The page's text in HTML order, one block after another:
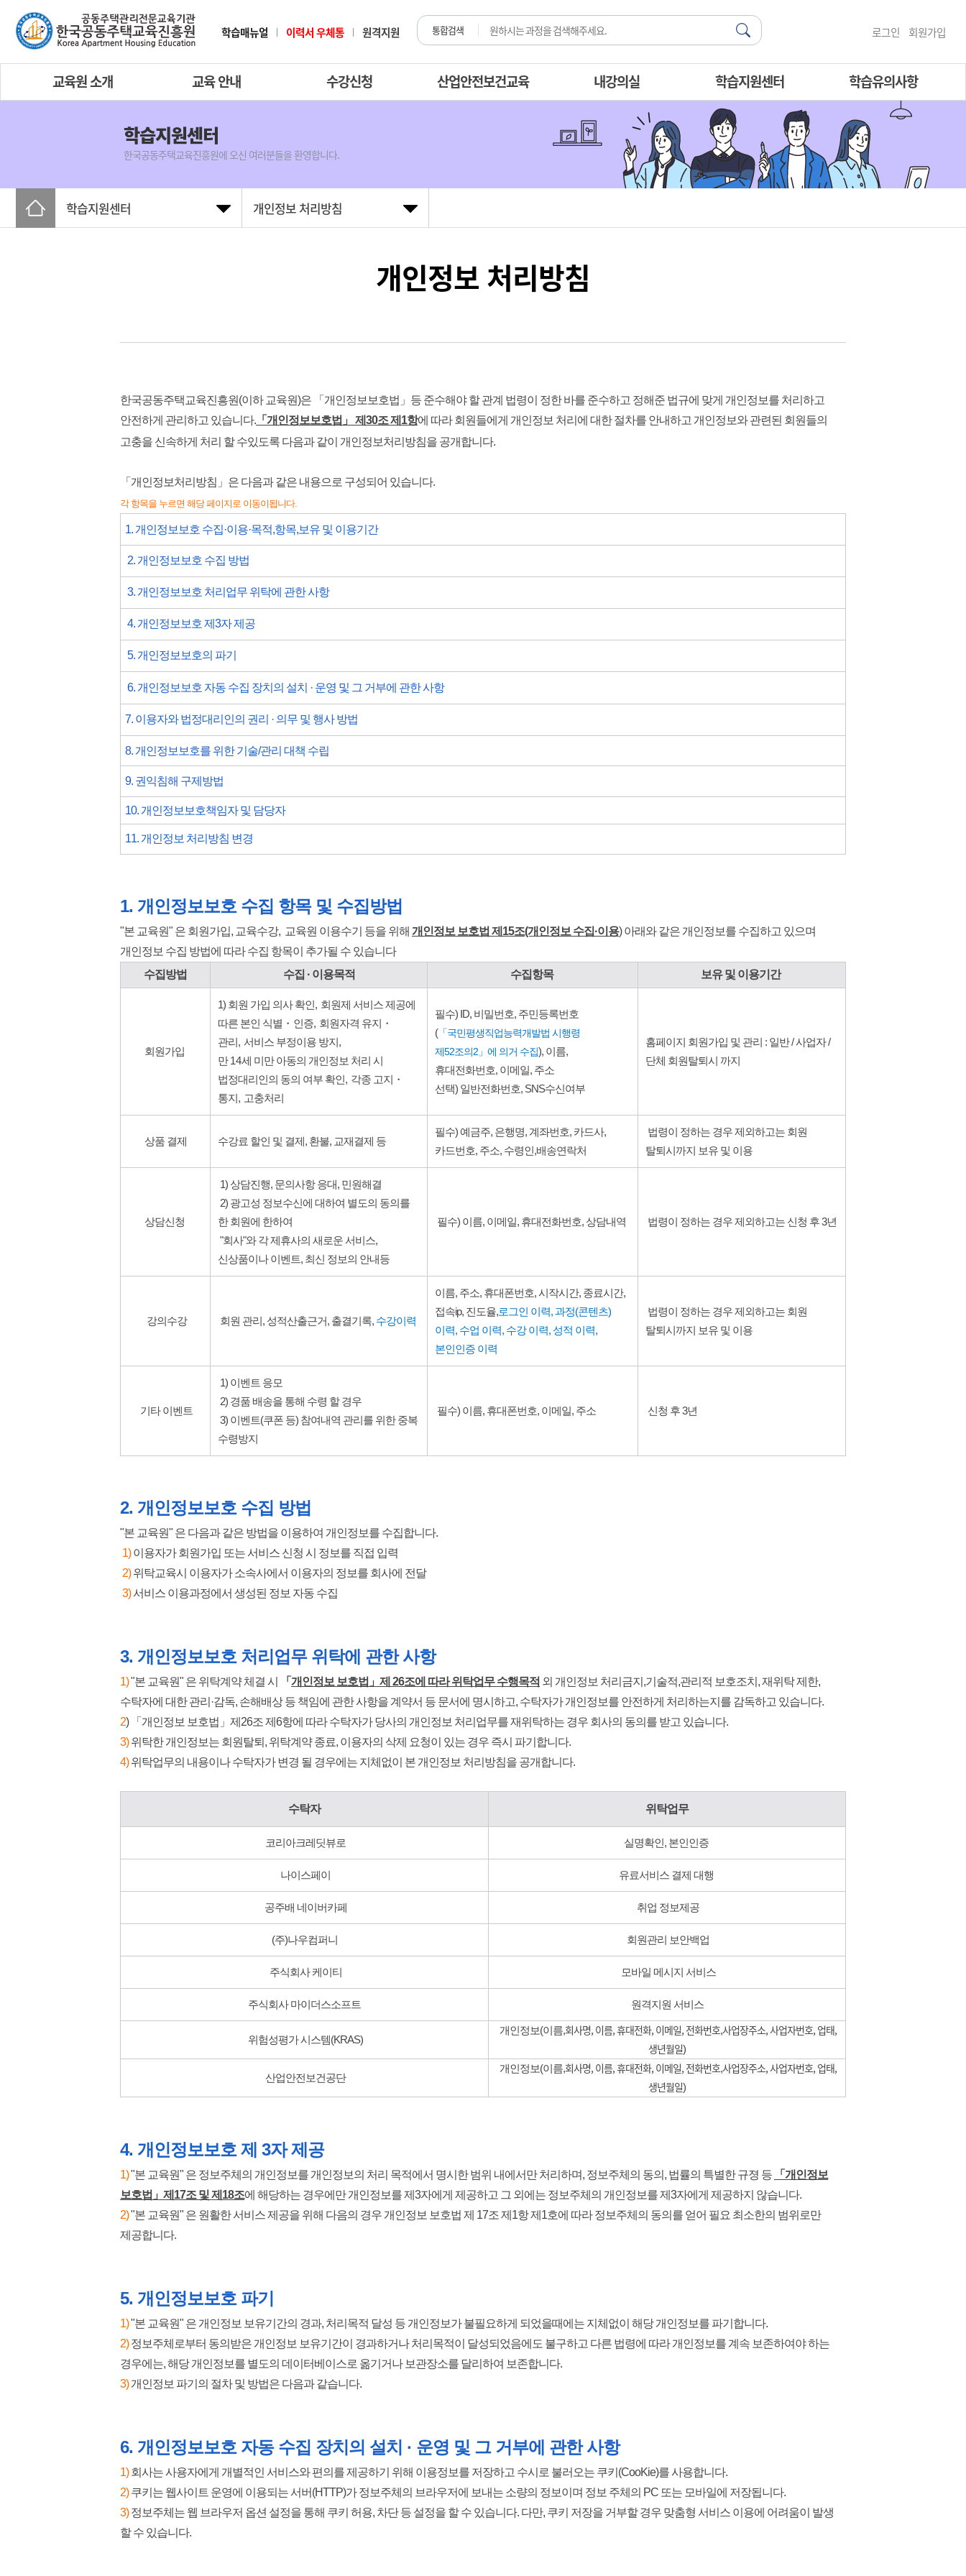
학습매뉴얼 이력서 우체통 원격지원 통합검색 로그인 회원가입
교육원 소개 교육 안내 수강신청 산업안전보건교육 내강의실 학습지원센터 학습유의사항
학습지원센터
한국공동주택교육진흥원에 오신 여러분들을 환영합니다.
학습지원센터 개인정보 처리방침
개인정보 처리방침
한국공동주택교육진흥원(이하 교육원)은 「개인정보보호법」등 준수해야 할 관계 법령이 정한 바를 준수하고 정해준 법규에 맞게 개인정보를 처리하고
안전하게 관리하고 있습니다. 「개인정보보호법」 제30조 제1항에 따라회원들에게 개인정보 처리에 대한 절차를 안내하고 개인정보와 관련된 회원들의
고충을 신속하게 처리 할 수있도록 다음과 같이 개인정보처리방침을 공개합니다.
「 개인정보처리방침 」 은 다음과 같은 내용으로 구성되어 있습니다.
각 항목을 누르면 해당 페이지로 이동이됩니다.
1. 개인정보보호 수집·​이용·목적,항목,보유 및 이용기간​
2. 개인정보보호 수집 방법
3. 개인정보보호 처리업무 위탁에 관한 사항
4. 개인정보보호 제3자 제공
5. 개인정보보호의 파기
6. 개인정보보호 자동 수집 장치의 설치 · 운영 및 그 거부에 관한 사항
7. 이용자와 법정대리인의 권리 · 의무 및 행사 방법
8. 개인정보보호를 위한 기술/관리 대책 수립
9. 권익침해 구제방법
10. 개인정보보호책임자 및 담당자
11. 개인정보 처리방침 변경
​1. 개인정보보호 수집 항목 및 수집방법
"본 교육원" 은 회원가입, 교육수강, 교육원 이용수기 등을 위해 개인정보 보호법 제15조(개인정보 수집·이용)아래와 같은 개인정보를 수집하고 있으며
개인정보 수집 방법에 따라 수집 항목이 추가될 수 있습니다
수집방법
수집 · 이용목적 수집항목 보유 및 이용기간
회원가입
1) 회원 가입 의사 확인 , 회원제 서비스 제공에
따른 본인 식별 ・ 인증, 회원자격 유지
・
관리 , 서비스 부정이용 방지 ,
만14세 미만 아동의 개인정보 처리 시
법정대리인의 동의 여부 확인 , 각종 고지
・
통지 , 고충처리
필수) ID, 비밀번호, 주민등록번호
(「국민평생직업능력개발법 시행령
제52조의2」에 의거 수집), 이름,
휴대전화번호, 이메일, 주소
선택) 일반전화번호, SNS수신여부
홈페이지 회원가입 및 관리 : 일반 / 사업자 /
단체 회원탈퇴시 까지
상품 결제 수강료 할인 및 결제, 환불, 교재결제 등
필수) 예금주, 은행명, 계좌번호, 카드사,
카드번호, 주소, 수령인,배송연락처
법령이 정하는 경우 제외하고는 회원
탈퇴시까지 보유 및 이용
상담신청
1) 상담진행, 문의사항 응대, 민원해결
2) 광고성 정보수신에 대하여 별도의 동의를
한 회원에 한하여
"회사"와 각 제휴사의 새로운 서비스,
신상품이나 이벤트, 최신 정보의 안내등
필수) 이름, 이메일, 휴대전화번호, 상담내역 법령이 정하는 경우 제외하고는 신청 후 3년
강의수강 회원 관리, 성적산출근거, 출결기록, 수강이력
이름, 주소, 휴대폰번호, 시작시간, 종료시간,
접속ip, 진도율​,로그인 이력, 과정(콘텐츠)
이력, 수업 이력, 수강 이력, 성적 이력,
본인인증 이력
법령이 정하는 경우 제외하고는 회원
탈퇴시까지 보유 및 이용
기타 이벤트
1) 이벤트 응모
2) 경품 배송을 통해 수령 할 경우
3) 이벤트(쿠폰 등) 참여내역 관리를 위한 중복
수령방지
필수) 이름, 휴대폰번호, 이메일, 주소 신청 후 3년
2. 개인정보보호 수집 방법
"본 교육원" 은 다음과 같은 방법을 이용하여 개인정보를 수집합니다.
1) 이용자가 회원가입 또는 서비스 신청 시 정보를 직접 입력
2) 위탁교육시 이용자가 소속사에서 이용자의 정보를 회사에 전달
3) 서비스 이용과정에서 생성된 정보 자동 수집
3. 개인정보보호 처리업무 위탁에 관한 사항
1)"본 교육원" 은 위탁계약 체결 시 「 개인정보 보호법」제 26조에 따라 위탁업무 수행목적 외 개인정보 처리금지,기술적,관리적 보호조치, 재위탁 제한,
수탁자에 대한 관리·감독, 손해배상 등 책임에 관한 사항을 계약서 등 문서에 명시하고, 수탁자가 개인정보를 안전하게 처리하는지를 감독하고 있습니다.
2)
「개인정보 보호법」제26조 제6항에 따라 수탁자가 당사의 개인정보 처리업무를 재위탁하는 경우 회사의 동의를 받고 있습니다.
3)위탁한 개인정보는 회원탈퇴, 위탁계약 종료, 이용자의 삭제 요청이 있는 경우 즉시 파기합니다.
4) ​위탁업무의 내용이나 수탁자가 변경 될 경우에는 지체없이 본 개인정보 처리방침을 공개합니다.
수탁자 위탁업무
코리아크레딧뷰로 실명확인, 본인인증
나이스페이 유료서비스 결제 대행
공주배 네이버카페 취업 정보제공
(주)나우컴퍼니 회원관리 보안백업
주식회사 케이티 모바일 메시지 서비스
주식회사 마이더스소프트 원격지원 서비스
위험성평가 시스템(KRAS)
개인정보(이름,회사명, 이름, 휴대전화, 이메일, 전화번호​,사업장주소, 사업자번호, 업태,
생년월일)
산업안전보건공단
개인정보(이름,회사명, 이름, 휴대전화, 이메일, 전화번호​,사업장주소, 사업자번호, 업태,
생년월일)
4. 개인정보보호 제 3자 제공
​1)"본 교육원" 은 정보주체의 개인정보를 개인정보의 처리 목적에서 명시한 범위 내에서만 처리하며, 정보주체의 동의, 법률의 특별한 규졍 등
「개인정보
보호법」제17조 및 제18조에 해당하는 경우에만 개인정보를 제3자에게 제공하고 그 외에는 정보주체의 개인정보를 제3자에게 제공하지 않습니다.
2)"본 교육원" 은 원활한 서비스 제공을 위해 다음의 경우 개인정보 보호법 제 17조 제1항 제1호에 따라 정보주체의 동의를 얻어 필요 최소한의 범위로만
제공합니다.
5. 개인정보보호 파기
​1)"본 교육원" 은 개인정보 보유기간의 경과, 처리목적 달성 등 개인정보가 불필요하게 되었을때에는 지체없이 해당 개인정보를 파기합니다.
2)정보주체로부터 동의받은 개인정보 보유기간이 경과하거나 처리목적이 달성되었음에도 불구하고 다른 법령에 따라 개인정보를 계속 보존하여야 하는
경우에는, 해당 개인정보를 별도의 데이터베이스로 옮기거나 보관장소를 달리하여 보존합니다.
3)​개인정보 파기의 절차 및 방법은 다음과 같습니다.
6. 개인정보보호 자동 수집 장치의 설치 · 운영 및 그 거부에 관한 사항
​1)회사는 사용자에게 개별적인 서비스와 편의를 제공하기 위해 이용정보를 저장하고 수시로 불러오는 쿠키(CooKie)를 사용합니다.
2)쿠키는 웹사이트 운영에 이용되는 서버(HTTP)가 정보주체의 브라우저에 보내는 소량의 정보이며 정보 주체의 PC 또는 모바일에 저장됩니다.
3)정보주체는 웹 브라우저 옵션 설정을 통해 쿠키 허용, 차단 등 설정을 할 수 있습니다. 다만, 쿠키 저장을 거부할 경우 맞춤형 서비스 이용에 어려움이 발생
할 수 있습니다.